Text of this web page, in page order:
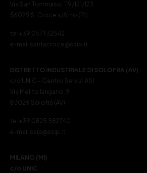
Via San Tommaso, 119/121/123
56029 S. Croce s/Arno (PI)
tel +39 0571 32542
e-mail santacroce@ssip.it
DISTRETTO INDUSTRIALE DI SOLOFRA (AV)
c/o UNIC – Centro Servizi ASI
Via Melito Iangano, 9
83029 Solofra (AV)
tel +39 0825 582740
e-mail ssip@ssip.it
MILANO (MI)
c/o UNIC